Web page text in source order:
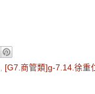
[G7.商管類]g-7.14.徐重